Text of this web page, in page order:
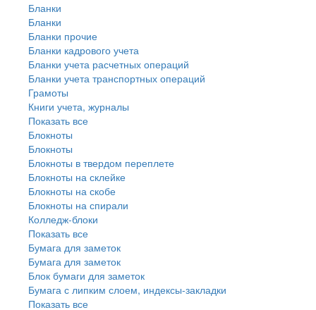
Бланки
Бланки
Бланки прочие
Бланки кадрового учета
Бланки учета расчетных операций
Бланки учета транспортных операций
Грамоты
Книги учета, журналы
Показать все
Блокноты
Блокноты
Блокноты в твердом переплете
Блокноты на склейке
Блокноты на скобе
Блокноты на спирали
Колледж-блоки
Показать все
Бумага для заметок
Бумага для заметок
Блок бумаги для заметок
Бумага с липким слоем, индексы-закладки
Показать все